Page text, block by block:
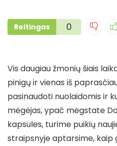
Reitingas 0
Vis daugiau žmonių šiais
pinigų ir vienas iš
pasinaudoti nuolaidomis ir
mėgėjas, ypač mėgstate
kapsules, turime puikių
straipsnyje aptarsime, kaip